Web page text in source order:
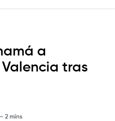
a
tras
2 mins